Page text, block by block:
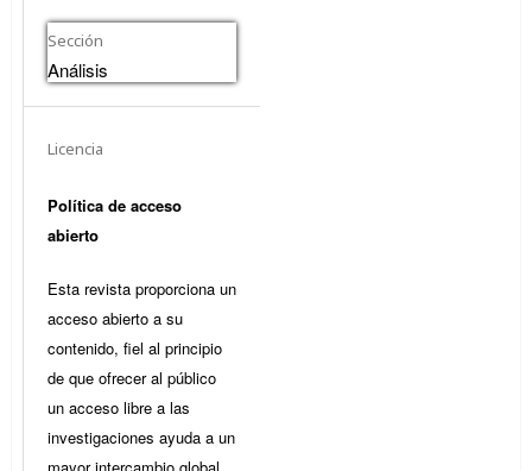
Sección
Análisis
Licencia
Política de acceso
abierto
Esta revista proporciona un
acceso abierto a su
contenido, fiel al principio
de que ofrecer al público
un acceso libre a las
investigaciones ayuda a un